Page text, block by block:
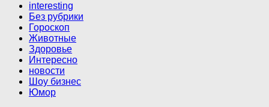
interesting
Без рубрики
Гороскоп
Животные
Здоровье
Интересно
новости
Шоу бизнес
Юмор